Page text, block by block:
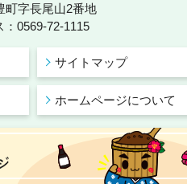
字長尾山2番地
0569-72-1115
サイトマップ
ホームページについて